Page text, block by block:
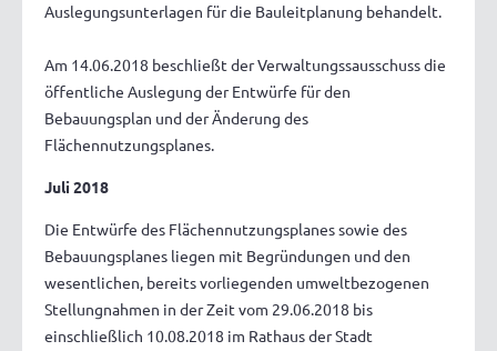
Auslegungsunterlagen für die Bauleitplanung behandelt.
Am 14.06.2018 beschließt der Verwaltungssausschuss die
öffentliche Auslegung der Entwürfe für den
Bebauungsplan und der Änderung des
Flächennutzungsplanes.
Juli 2018
Die Entwürfe des Flächennutzungsplanes sowie des
Bebauungsplanes liegen mit Begründungen und den
wesentlichen, bereits vorliegenden umweltbezogenen
Stellungnahmen in der Zeit vom 29.06.2018 bis
einschließlich 10.08.2018 im Rathaus der Stadt